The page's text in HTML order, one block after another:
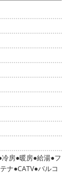
冷房 暖房 給湯 フ
ナ CATV バルコ